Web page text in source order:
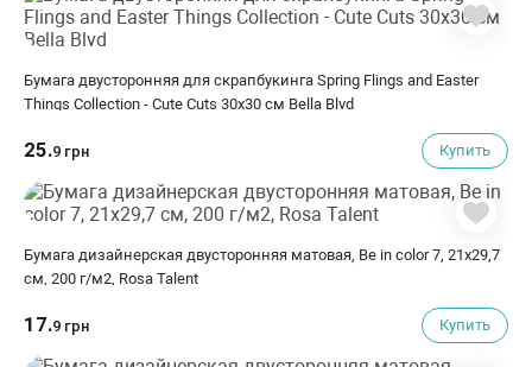
Бумага двусторонняя для скрапбукинга Spring Flings and Easter
Things Collection - Cute Cuts 30х30 см Bella Blvd
25.9 грн Купить
Бумага дизайнерская двусторонняя матовая, Be in color 7, 21х29,7
см, 200 г/м2, Rosa Talent
17.9 грн Купить